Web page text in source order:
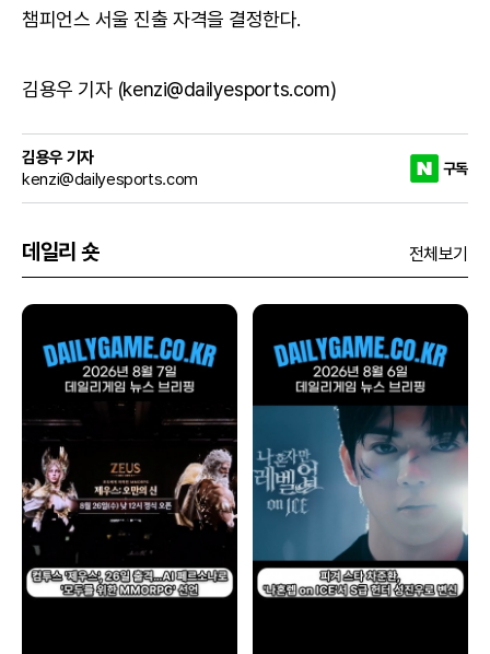
챔피언스 서울 진출 자격을 결정한다.
김용우 기자 (kenzi@dailyesports.com)
김용우 기자
kenzi@dailyesports.com
구독
데일리 숏 전체보기